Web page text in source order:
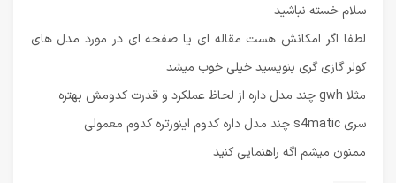
سلام خسته نباشید
لطفا اگر امکانش هست مقاله ای یا صفحه ای در مورد مدل های
کولر گازی گری بنویسید خیلی خوب میشد
مثلا gwh چند مدل داره از لحاظ عملکرد و قدرت کدومش بهتره
سری s4matic چند مدل داره کدوم اینورتره کدوم معمولی
ممنون میشم اگه راهنمایی کنید